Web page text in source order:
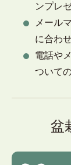
ンプレ
メール
に合わ
電話や
ついて
盆